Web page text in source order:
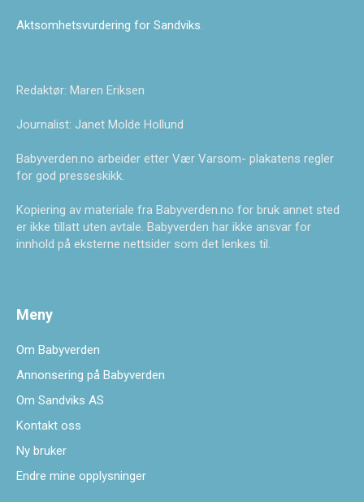
Aktsomhetsvurdering for Sandviks.
Redaktør: Maren Eriksen
Journalist: Janet Molde Hollund
Babyverden.no arbeider etter Vær Varsom- plakatens regler
for god presseskikk.
Kopiering av materiale fra Babyverden.no for bruk annet sted
er ikke tillatt uten avtale. Babyverden har ikke ansvar for
innhold på eksterne nettsider som det lenkes til.
Meny
Om Babyverden
Annonsering på Babyverden
Om Sandviks AS
Kontakt oss
Ny bruker
Endre mine opplysninger